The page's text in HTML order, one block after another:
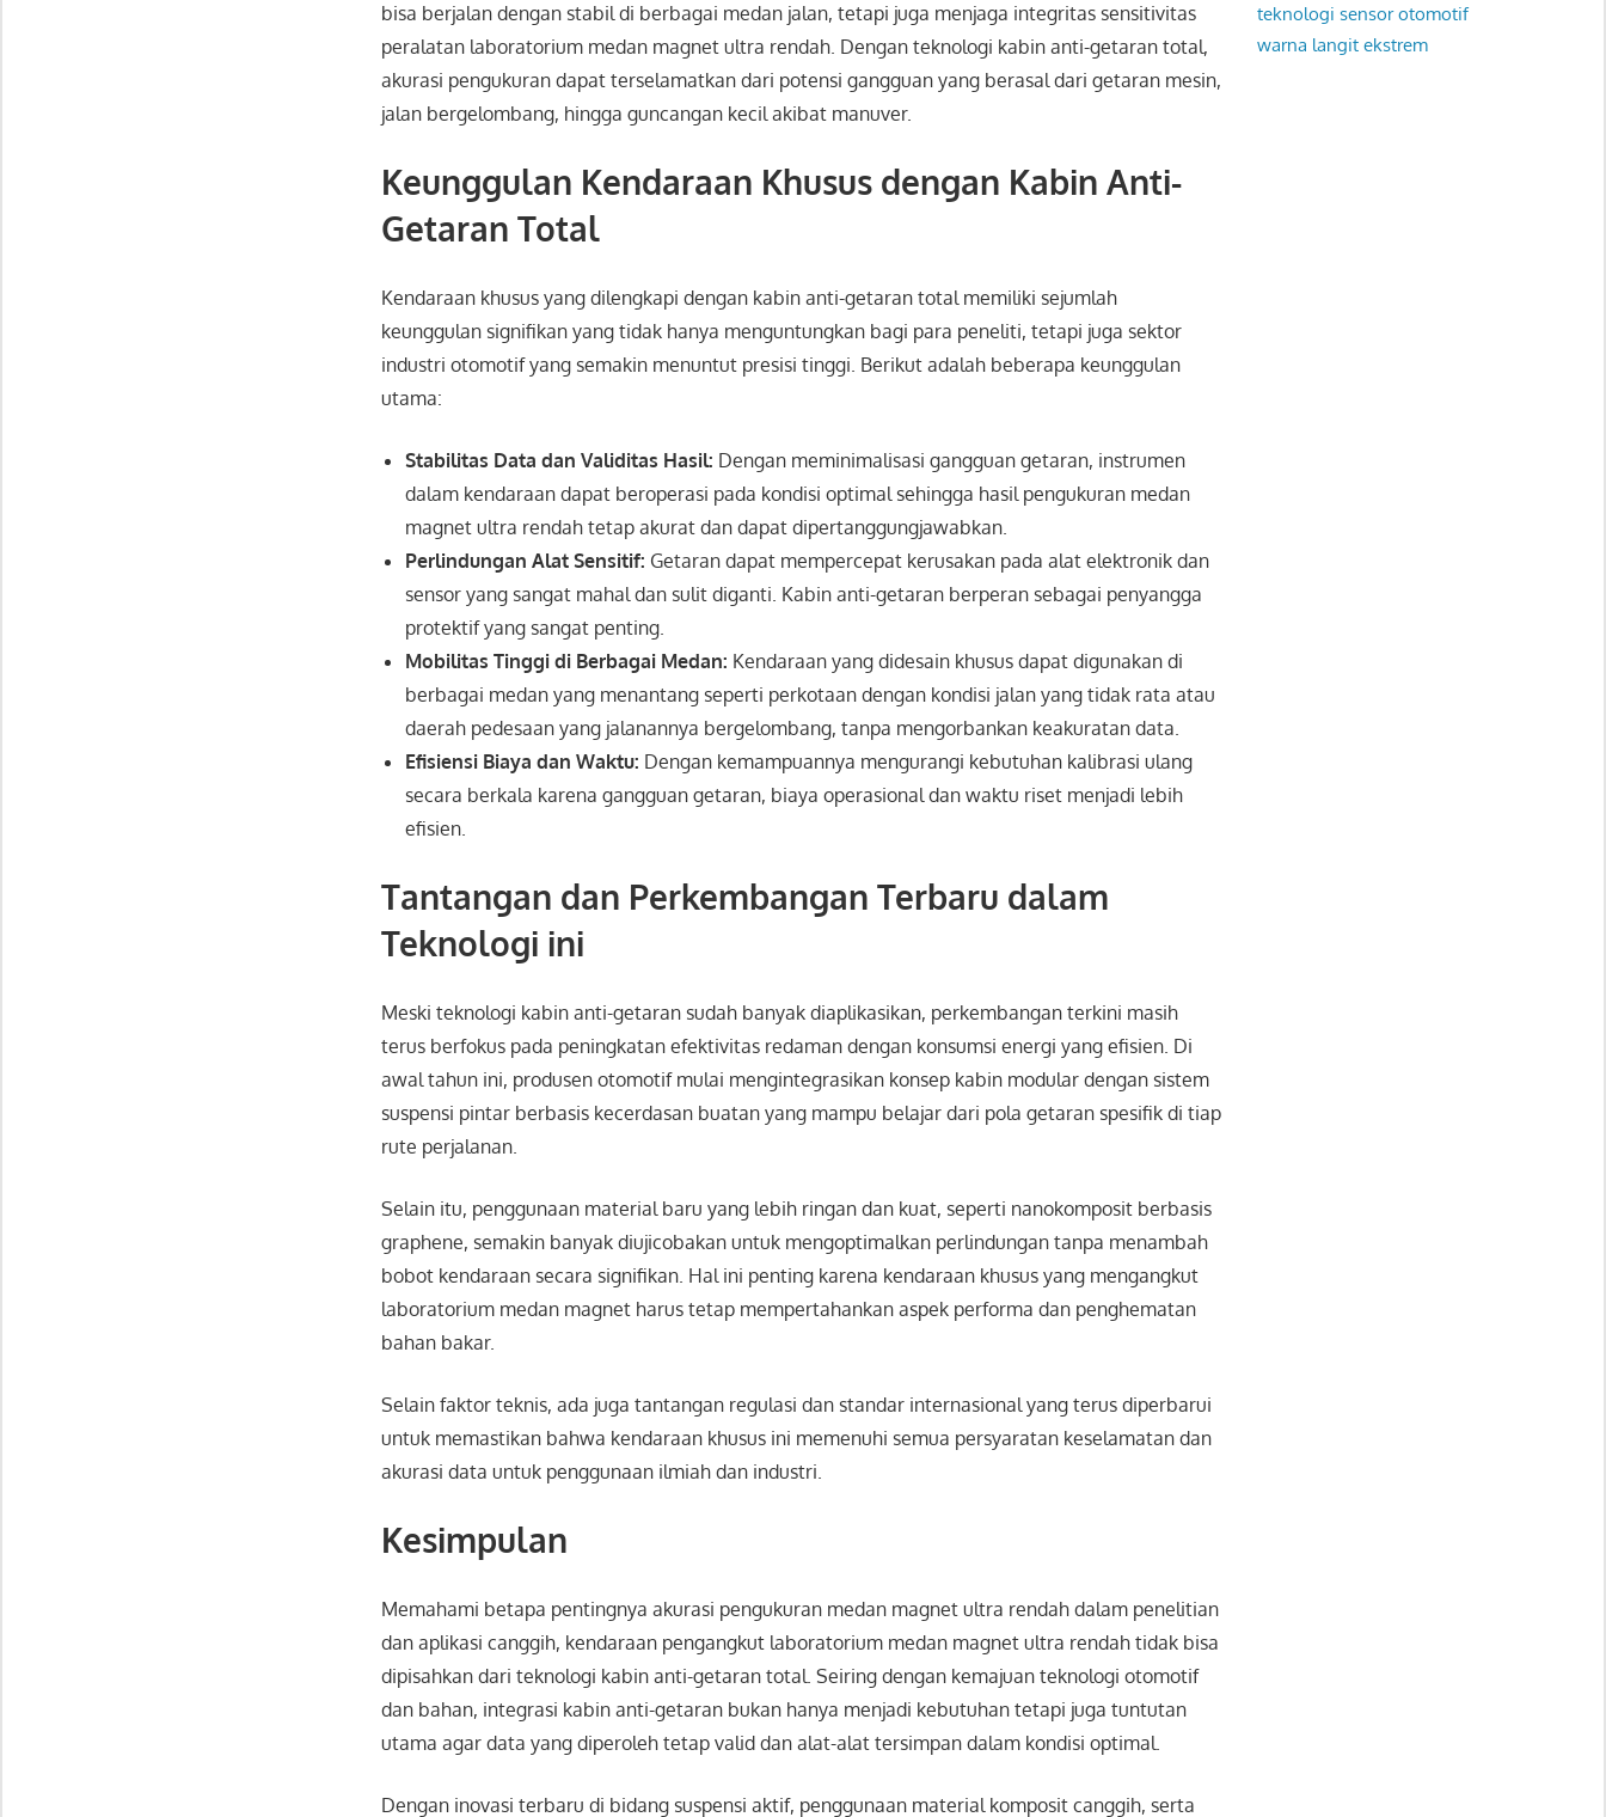
bisa berjalan dengan stabil di berbagai medan jalan, tetapi juga menjaga integritas sensitivitas
peralatan laboratorium medan magnet ultra rendah. Dengan teknologi kabin anti-getaran total,
akurasi pengukuran dapat terselamatkan dari potensi gangguan yang berasal dari getaran mesin,
jalan bergelombang, hingga guncangan kecil akibat manuver.
Keunggulan Kendaraan Khusus dengan Kabin Anti-
Getaran Total
Kendaraan khusus yang dilengkapi dengan kabin anti-getaran total memiliki sejumlah
keunggulan signifikan yang tidak hanya menguntungkan bagi para peneliti, tetapi juga sektor
industri otomotif yang semakin menuntut presisi tinggi. Berikut adalah beberapa keunggulan
utama:
Stabilitas Data dan Validitas Hasil: Dengan meminimalisasi gangguan getaran, instrumen
dalam kendaraan dapat beroperasi pada kondisi optimal sehingga hasil pengukuran medan
magnet ultra rendah tetap akurat dan dapat dipertanggungjawabkan.
Perlindungan Alat Sensitif: Getaran dapat mempercepat kerusakan pada alat elektronik dan
sensor yang sangat mahal dan sulit diganti. Kabin anti-getaran berperan sebagai penyangga
protektif yang sangat penting.
Mobilitas Tinggi di Berbagai Medan: Kendaraan yang didesain khusus dapat digunakan di
berbagai medan yang menantang seperti perkotaan dengan kondisi jalan yang tidak rata atau
daerah pedesaan yang jalanannya bergelombang, tanpa mengorbankan keakuratan data.
Efisiensi Biaya dan Waktu: Dengan kemampuannya mengurangi kebutuhan kalibrasi ulang
secara berkala karena gangguan getaran, biaya operasional dan waktu riset menjadi lebih
efisien.
Tantangan dan Perkembangan Terbaru dalam
Teknologi ini
Meski teknologi kabin anti-getaran sudah banyak diaplikasikan, perkembangan terkini masih
terus berfokus pada peningkatan efektivitas redaman dengan konsumsi energi yang efisien. Di
awal tahun ini, produsen otomotif mulai mengintegrasikan konsep kabin modular dengan sistem
suspensi pintar berbasis kecerdasan buatan yang mampu belajar dari pola getaran spesifik di tiap
rute perjalanan.
Selain itu, penggunaan material baru yang lebih ringan dan kuat, seperti nanokomposit berbasis
graphene, semakin banyak diujicobakan untuk mengoptimalkan perlindungan tanpa menambah
bobot kendaraan secara signifikan. Hal ini penting karena kendaraan khusus yang mengangkut
laboratorium medan magnet harus tetap mempertahankan aspek performa dan penghematan
bahan bakar.
Selain faktor teknis, ada juga tantangan regulasi dan standar internasional yang terus diperbarui
untuk memastikan bahwa kendaraan khusus ini memenuhi semua persyaratan keselamatan dan
akurasi data untuk penggunaan ilmiah dan industri.
Kesimpulan
Memahami betapa pentingnya akurasi pengukuran medan magnet ultra rendah dalam penelitian
dan aplikasi canggih, kendaraan pengangkut laboratorium medan magnet ultra rendah tidak bisa
dipisahkan dari teknologi kabin anti-getaran total. Seiring dengan kemajuan teknologi otomotif
dan bahan, integrasi kabin anti-getaran bukan hanya menjadi kebutuhan tetapi juga tuntutan
utama agar data yang diperoleh tetap valid dan alat-alat tersimpan dalam kondisi optimal.
Dengan inovasi terbaru di bidang suspensi aktif, penggunaan material komposit canggih, serta
teknologi sensor otomotif
warna langit ekstrem